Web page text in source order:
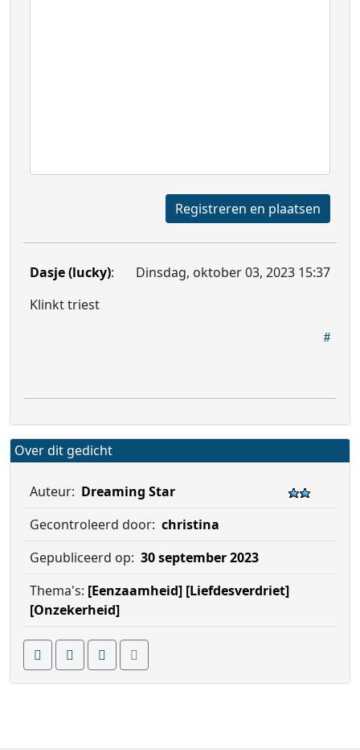
Registreren en plaatsen
Dasje (lucky):
Dinsdag, oktober 03, 2023 15:37
Klinkt triest
Over dit gedicht
Auteur: Dreaming Star
Gecontroleerd door: christina
Gepubliceerd op: 30 september 2023
Thema's: [Eenzaamheid] [Liefdesverdriet]
[Onzekerheid]